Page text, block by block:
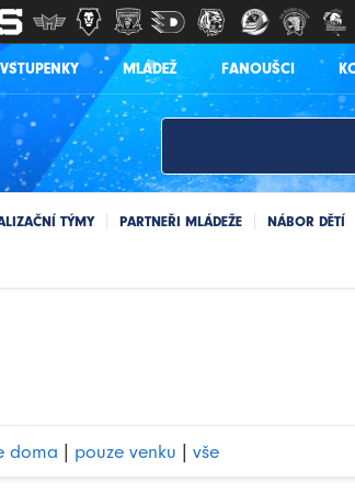
VSTUPENKY MLÁDEŽ FANOUŠCI
TÝMY PARTNEŘI MLÁDEŽE NÁBOR DĚTÍ
doma pouze venku vše